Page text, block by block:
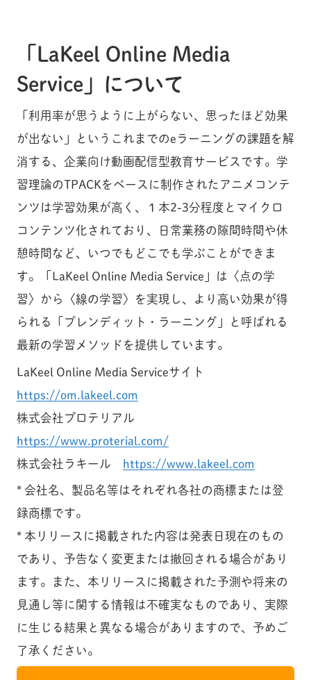
「LaKeel Online Media
Service」について
「利用率が思うように上がらない、思ったほど効果
が出ない」というこれまでのeラーニングの課題を解
消する、企業向け動画配信型教育サービスです。学
習理論のTPACKをベースに制作されたアニメコンテ
ンツは学習効果が高く、１本2-3分程度とマイクロ
コンテンツ化されており、日常業務の隙間時間や休
憩時間など、いつでもどこでも学ぶことができま
す。「LaKeel Online Media Service」は〈点の学
習〉から〈線の学習〉を実現し、より高い効果が得
られる「ブレンディット・ラーニング」と呼ばれる
最新の学習メソッドを提供しています。
LaKeel Online Media Serviceサイト
https://om.lakeel.com
株式会社プロテリアル
https://www.proterial.com/
株式会社ラキール https://www.lakeel.com
* 会社名、製品名等はそれぞれ各社の商標または登
録商標です。
* 本リリースに掲載された内容は発表日現在のもの
であり、予告なく変更または撤回される場合があり
ます。また、本リリースに掲載された予測や将来の
見通し等に関する情報は不確実なものであり、実際
に生じる結果と異なる場合がありますので、予めご
了承ください。